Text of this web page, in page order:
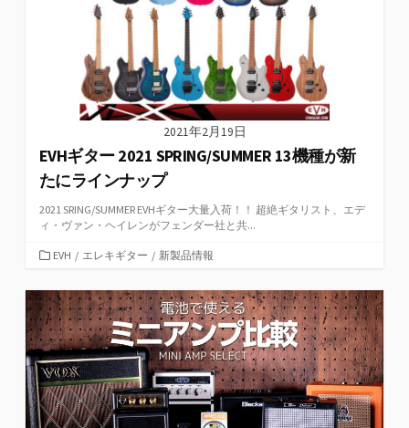
2021年2月19日
EVHギター 2021 SPRING/SUMMER 13機種が新
たにラインナップ
2021 SRING/SUMMER EVHギター大量入荷！！ 超絶ギタリスト、エデ
ィ・ヴァン・ヘイレンがフェンダー社と共...
カ
ゴ
リ
ー
EVH / エレキギター / 新製品情報